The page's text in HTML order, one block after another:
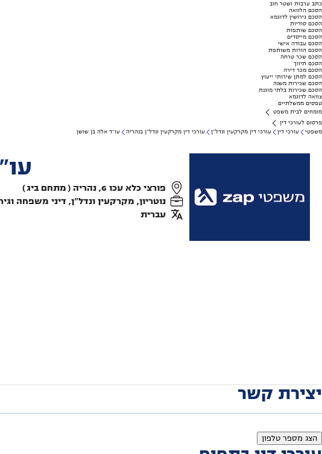
כתב ערבות ושטר חוב
הסכם הלוואה
הסכם גירושין לדוגמא
הסכם סודיות
הסכם שותפות
הסכם מייסדים
הסכם עבודה אישי
הסכם הורות משותפת
הסכם שכר טרחה
הסכם תיווך
הסכם מכר דירה
הסכם למתן שירותי ייעוץ
הסכם שכירות משנה
הסכם שכירות בלתי מוגנת
צוואה לדוגמא
טפסים ממשלתיים
מומחים לבית משפט
פרסום לעורכי דין
משפטי
עורכי דין עורכי דין מקרקעין ונדל"ן עורכי דין מקרקעין ונדל"ן בנהריה עו"ד אלה בן שושן
פורצי כלא עכו 6, נהריה ( מתחם ביג )
נוטריון, מקרקעין ונדל"ן, דיני משפחה
עברית
יצירת קשר
הצג מספר טלפון